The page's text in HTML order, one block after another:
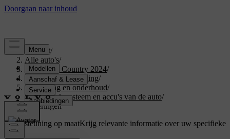
Support/
Alle auto's/
V60 Cross Country 2024/
Gebruikershandleiding/
Verzorging en onderhoud/
Elektrisch systeem en accu's van de auto/
Zekeringen
Ondersteuning op maatKrijg relevante informatie over uw specifieke
auto.